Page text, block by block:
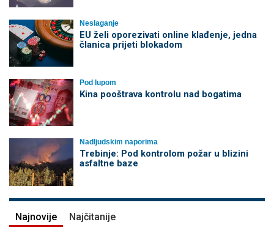
Neslaganje
EU želi oporezivati online klađenje, jedna
članica prijeti blokadom
Pod lupom
Kina pooštrava kontrolu nad bogatima
Nadljudskim naporima
Trebinje: Pod kontrolom požar u blizini
asfaltne baze
Najnovije Najčitanije